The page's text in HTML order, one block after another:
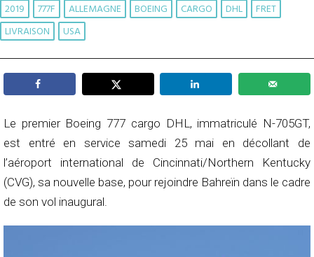
2019 777F ALLEMAGNE BOEING CARGO DHL
FRET
LIVRAISON
USA
Le premier Boeing 777 cargo DHL, immatriculé N-705GT,
est entré en service samedi 25 mai en décollant de
l’aéroport international de Cincinnati/Northern Kentucky
(CVG), sa nouvelle base, pour rejoindre Bahreïn dans le cadre
de son vol inaugural.